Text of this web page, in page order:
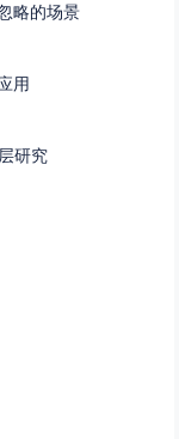
略的场景
用
研究